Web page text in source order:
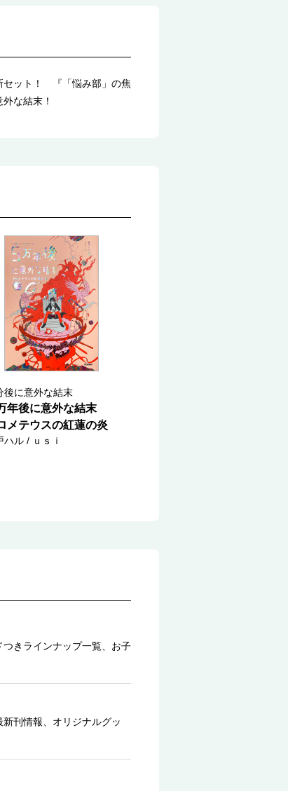
セット！ 『「悩み部」の焦
な結末！
後に意外な結末
年後に意外な結末
メテウスの紅蓮の炎
ハル / ｕｓｉ
きラインナップ一覧、お子
刊情報、オリジナルグッ